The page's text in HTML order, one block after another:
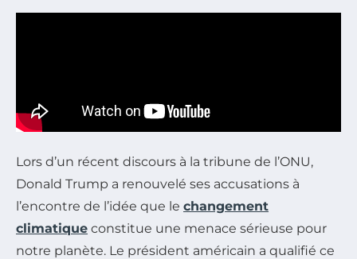
Lors d’un récent discours à la tribune de l’ONU,
Donald Trump a renouvelé ses accusations à
l’encontre de l’idée que le changement
climatique constitue une menace sérieuse pour
notre planète. Le président américain a qualifié ce